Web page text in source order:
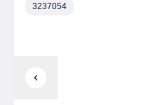
chevron_left
3237054